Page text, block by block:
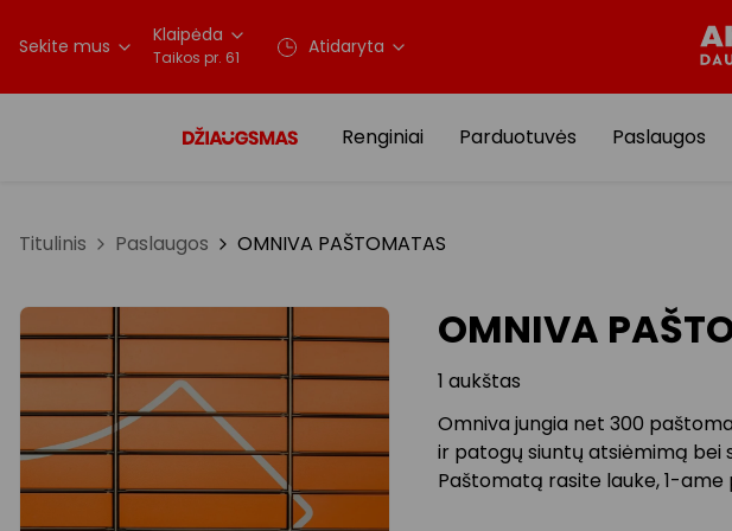
Sekite mus Klaipėda
Taikos pr. 61 Atidaryta
Renginiai Parduotuvės Paslaugos
Titulinis Paslaugos OMNIVA PAŠTOMATAS
OMNIVA
1 aukštas
Omniva jungia net 300
ir patogų siuntų atsiėmimą bei
Paštomatą rasite lauke, 1-